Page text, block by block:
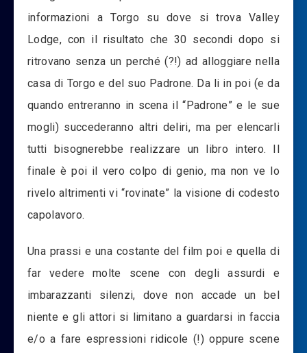
informazioni a Torgo su dove si trova Valley
Lodge, con il risultato che 30 secondi dopo si
ritrovano senza un perché (?!) ad alloggiare nella
casa di Torgo e del suo Padrone. Da li in poi (e da
quando entreranno in scena il “Padrone” e le sue
mogli) succederanno altri deliri, ma per elencarli
tutti bisognerebbe realizzare un libro intero. Il
finale è poi il vero colpo di genio, ma non ve lo
rivelo altrimenti vi “rovinate” la visione di codesto
capolavoro.
Una prassi e una costante del film poi e quella di
far vedere molte scene con degli assurdi e
imbarazzanti silenzi, dove non accade un bel
niente e gli attori si limitano a guardarsi in faccia
e/o a fare espressioni ridicole (!) oppure scene